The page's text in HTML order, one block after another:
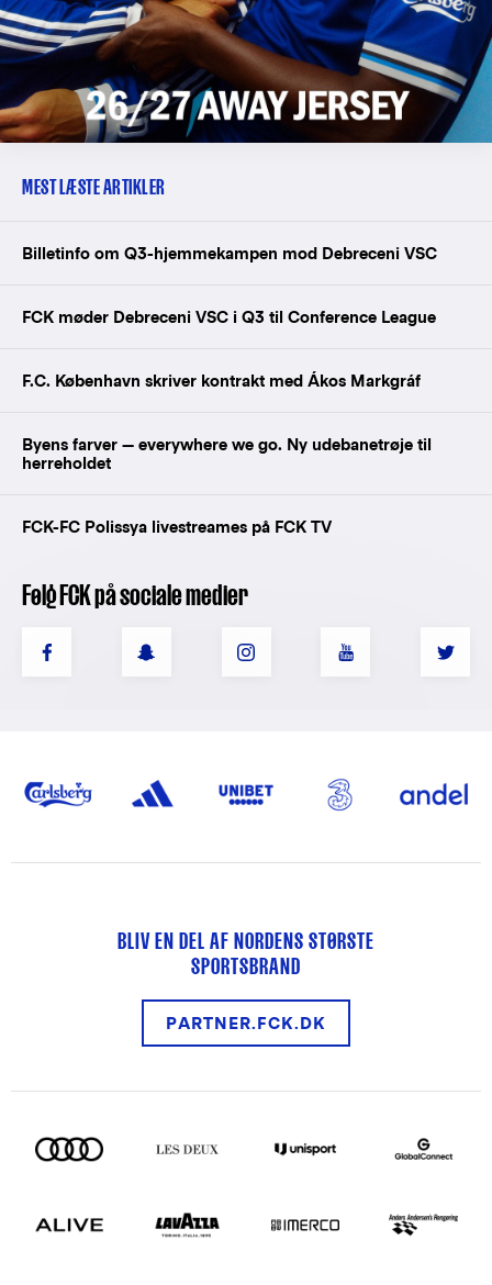
MEST LÆSTE ARTIKLER
Billetinfo om Q3-hjemmekampen mod Debreceni VSC
FCK møder Debreceni VSC i Q3 til Conference League
F.C. København skriver kontrakt med Ákos Markgráf
Byens farver — everywhere we go. Ny udebanetrøje til
herreholdet
FCK-FC Polissya livestreames på FCK TV
Følg FCK på sociale medier
BLIV EN DEL AF NORDENS STØRSTE
SPORTSBRAND
PARTNER.FCK.DK